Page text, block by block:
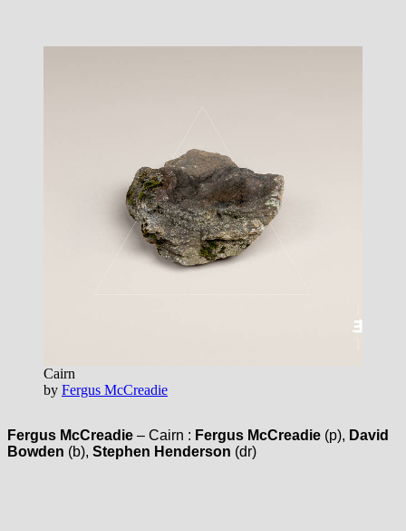
Cairn
by Fergus McCreadie
Fergus McCreadie – Cairn : Fergus McCreadie (p), David
Bowden (b), Stephen Henderson (dr)